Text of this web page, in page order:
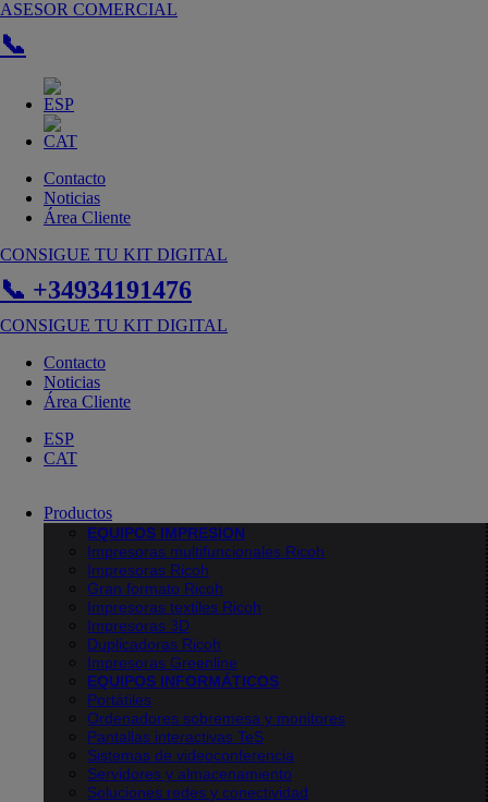
Ir
contenido
ASESOR COMERCIAL
📞
Contacto
Noticias
Área Cliente
CONSIGUE TU KIT DIGITAL
📞 +34934191476
CONSIGUE TU KIT DIGITAL
Contacto
Noticias
Área Cliente
ESP
CAT
Productos
EQUIPOS IMPRESION
Impresoras multifuncionales Ricoh
Impresoras Ricoh
Gran formato Ricoh
Impresoras textiles Ricoh
Impresoras 3D
Duplicadoras Ricoh
Impresoras Greenline
EQUIPOS INFORMÁTICOS
Portátiles
Ordenadores sobremesa y monitores
Pantallas interactivas TeS
Sistemas de videoconferencia
Servidores y almacenamiento
Soluciones redes y conectividad